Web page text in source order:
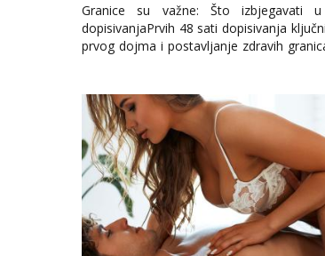
Granice su važne: Što izbjegavati
dopisivanjaPrvih 48 sati dopisivanja
prvog dojma i postavljanje zdravih
Važno je izbjeći prebrzo otkrivanje
informacija, jer nepoznata osoba još
povjerenje. Takođe...